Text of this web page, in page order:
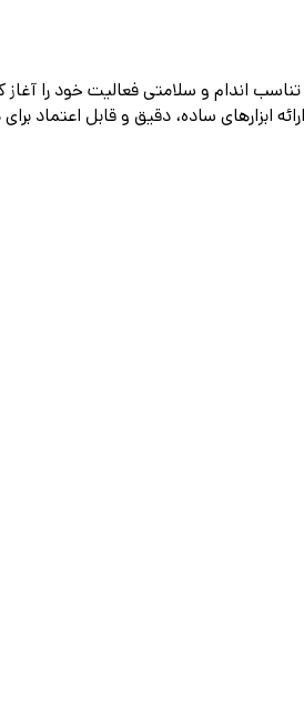
هوشمند در حوزه تناسب اندام و سلامتی
ساده، دقیق و قابل اعتماد